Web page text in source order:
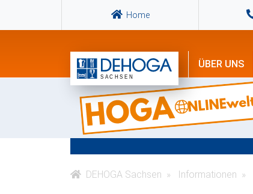
Home
ÜBER UNS
DEHOGA Sachsen Informationen